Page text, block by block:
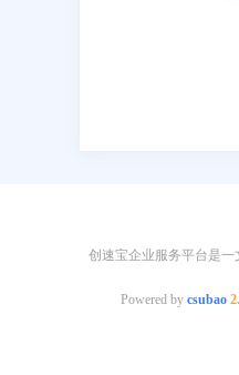
创速宝企业服务平台是
Powered by csubao